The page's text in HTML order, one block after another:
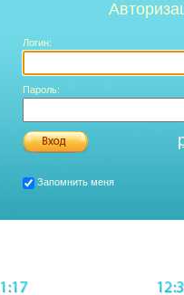
Логин:
Пароль:
Запомнить меня